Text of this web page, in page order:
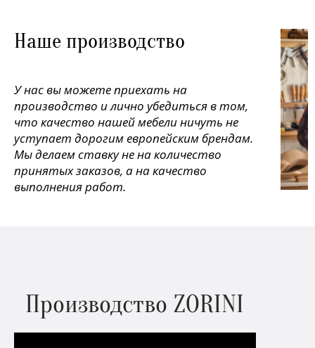
Наше производство
У нас вы можете приехать на
производство и лично убедиться в том,
что качество нашей мебели ничуть не
уступает дорогим европейским брендам.
Мы делаем ставку не на количество
принятых заказов, а на качество
выполнения работ.
Производство ZORINI